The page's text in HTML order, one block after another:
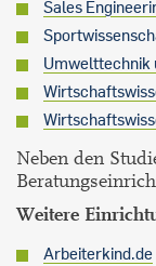
Sales
Umwelttechnik
Neben den
Weitere
Arbeiterkind.de